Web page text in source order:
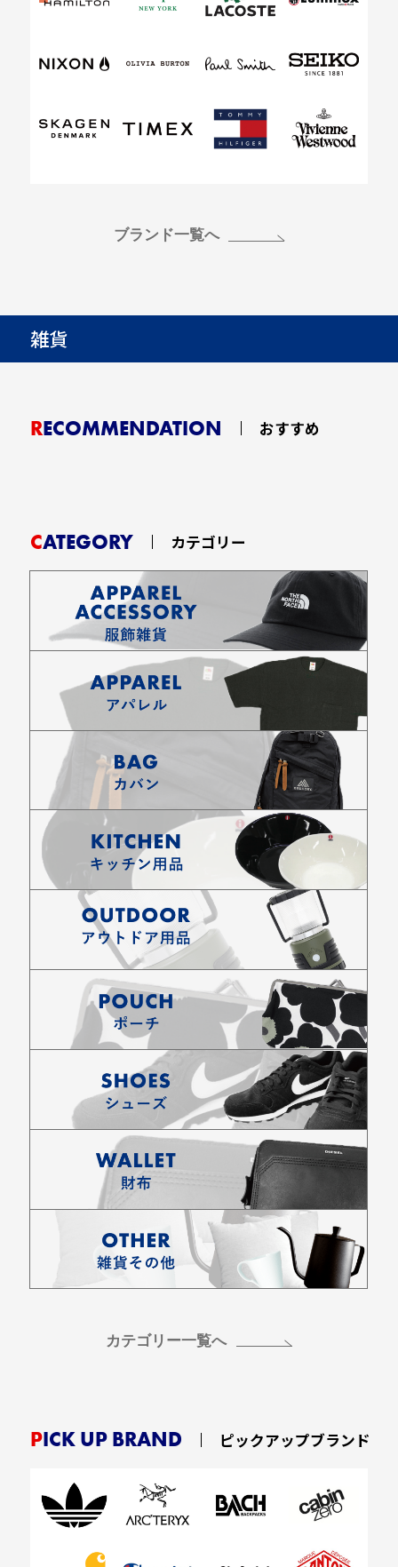
ブランド一覧へ
雑貨
RECOMMENDATION おすすめ
CATEGORY カテゴリー
カテゴリー一覧へ
PICK UP BRAND ピックアップブランド